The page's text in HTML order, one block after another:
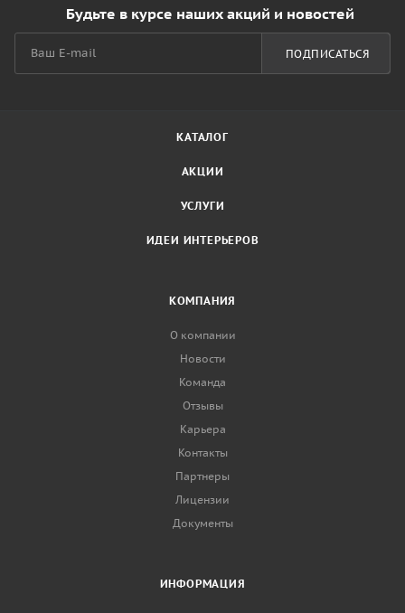
Будьте в курсе наших акций и новостей
ПОДПИСАТЬСЯ
КАТАЛОГ
АКЦИИ
УСЛУГИ
ИДЕИ ИНТЕРЬЕРОВ
КОМПАНИЯ
О компании
Новости
Команда
Отзывы
Карьера
Контакты
Партнеры
Лицензии
Документы
ИНФОРМАЦИЯ